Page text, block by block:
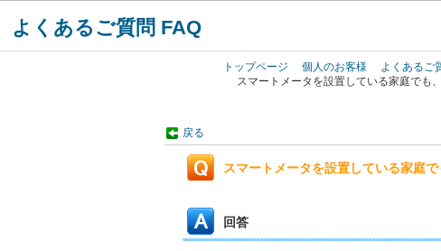
よくあるご質問 FAQ
トップページ 個人のお客様 よくあるご
スマートメータを設置している家庭でも
戻る
スマートメータを設置している家庭
回答